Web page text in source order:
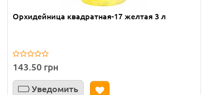
Орхидейница квадратная-17 желтая 3 л
143.50 грн
Уведомить